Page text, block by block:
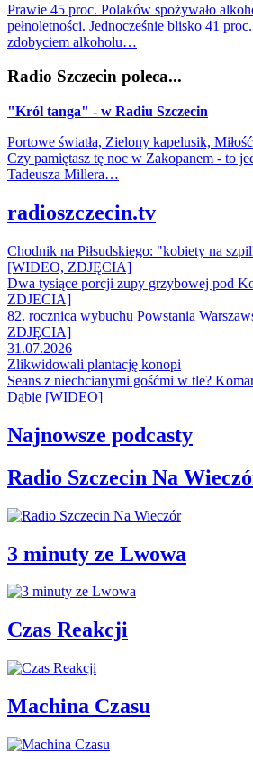
Prawie 45 proc. Polaków spożywało
pełnoletności. Jednocześnie blisko 41
zdobyciem alkoholu…
Radio Szczecin poleca...
"Król tanga" - w Radiu Szczecin
Portowe światła, Zielony kapelusik,
Czy pamiętasz tę noc w Zakopanem - to
Tadeusza Millera…
radioszczecin.tv
Chodnik na Piłsudskiego: "kobiety na
[WIDEO, ZDJĘCIA]
Dwa tysiące porcji zupy grzybowej pod
ZDJECIA]
82. rocznica wybuchu Powstania
ZDJĘCIA]
31.07.2026
Zlikwidowali plantację konopi
Seans z niechcianymi gośćmi w tle?
Dąbie [WIDEO]
Najnowsze podcasty
Radio Szczecin Na
3 minuty ze Lwowa
Czas Reakcji
Machina Czasu